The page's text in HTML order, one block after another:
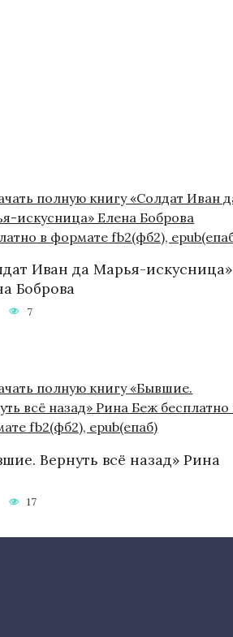
Иван да Марья-искусница»
Боброва
7
Вернуть всё назад» Рина
17